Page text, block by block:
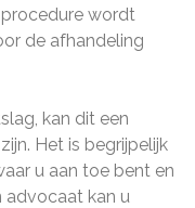
wordt
de afhandeling
kan dit een
Het is begrijpelijk
u aan toe bent en
advocaat kan u